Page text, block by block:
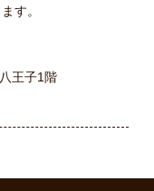
す。
王子1階